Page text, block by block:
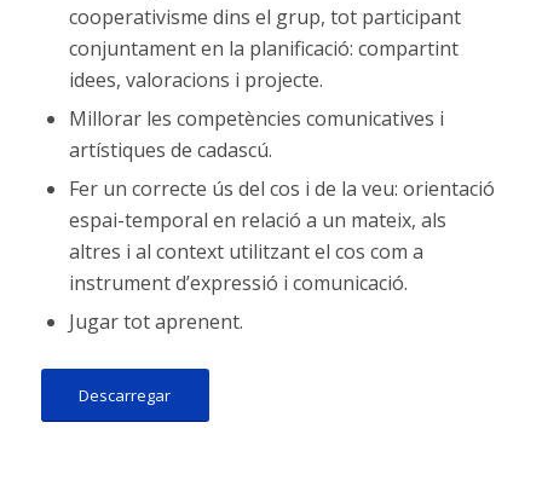
cooperativisme dins el grup, tot participant
conjuntament en la planificació: compartint
idees, valoracions i projecte.
Millorar les competències comunicatives i
artístiques de cadascú.
Fer un correcte ús del cos i de la veu: orientació
espai-temporal en relació a un mateix, als
altres i al context utilitzant el cos com a
instrument d’expressió i comunicació.
Jugar tot aprenent.
Descarregar